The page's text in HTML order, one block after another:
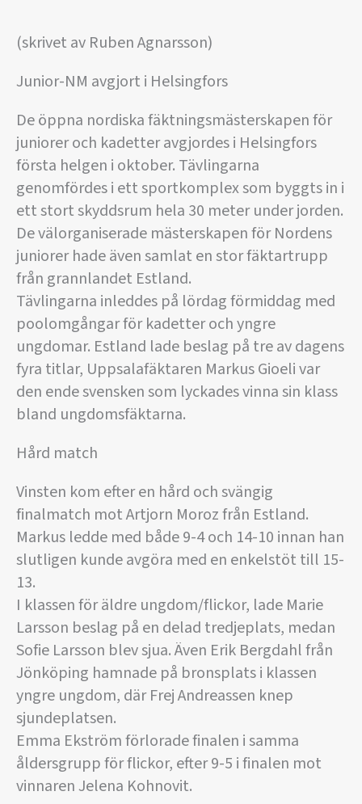
(skrivet av Ruben Agnarsson)
Junior-NM avgjort i Helsingfors
De öppna nordiska fäktningsmästerskapen för
juniorer och kadetter avgjordes i Helsingfors
första helgen i oktober. Tävlingarna
genomfördes i ett sportkomplex som byggts in i
ett stort skyddsrum hela 30 meter under jorden.
De välorganiserade mästerskapen för Nordens
juniorer hade även samlat en stor fäktartrupp
från grannlandet Estland.
Tävlingarna inleddes på lördag förmiddag med
poolomgångar för kadetter och yngre
ungdomar. Estland lade beslag på tre av dagens
fyra titlar, Uppsalafäktaren Markus Gioeli var
den ende svensken som lyckades vinna sin klass
bland ungdomsfäktarna.
Hård match
Vinsten kom efter en hård och svängig
finalmatch mot Artjorn Moroz från Estland.
Markus ledde med både 9-4 och 14-10 innan han
slutligen kunde avgöra med en enkelstöt till 15-
13.
I klassen för äldre ungdom/flickor, lade Marie
Larsson beslag på en delad tredjeplats, medan
Sofie Larsson blev sjua. Även Erik Bergdahl från
Jönköping hamnade på bronsplats i klassen
yngre ungdom, där Frej Andreassen knep
sjundeplatsen.
Emma Ekström förlorade finalen i samma
åldersgrupp för flickor, efter 9-5 i finalen mot
vinnaren Jelena Kohnovit.